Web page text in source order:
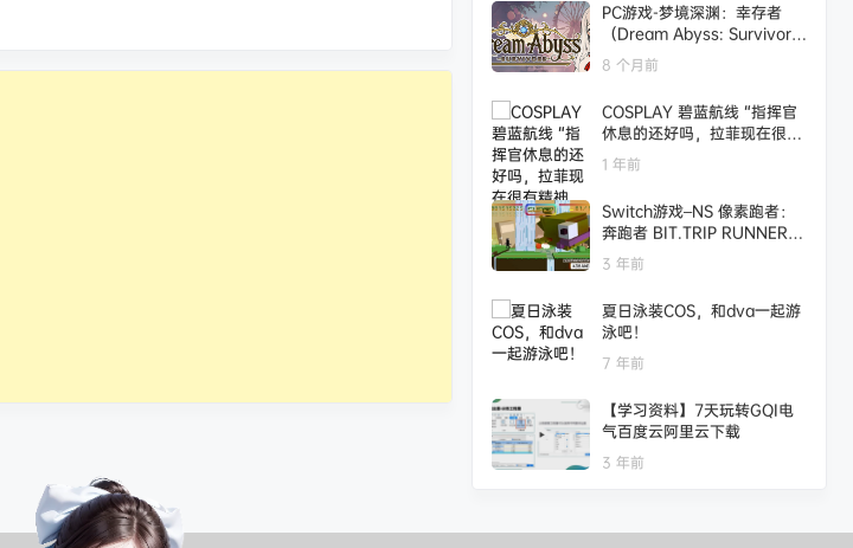
PC游戏-梦境深渊：幸存者
（Dream Abyss: Survivor
s）绿色版|百度云迅雷下载
8 个月前
COSPLAY 碧蓝航线 “指挥官
休息的还好吗，拉菲现在很有
精神…大概”💤@三無人型
1 年前
Switch游戏–NS 像素跑者：
奔跑者 BIT.TRIP RUNNER
[NSP],百度云下载
3 年前
夏日泳装COS，和dva一起游
泳吧！
7 年前
【学习资料】7天玩转GQI电
气百度云阿里云下载
3 年前